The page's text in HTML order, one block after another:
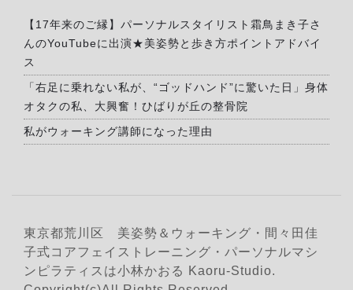
【17年来のご縁】パーソナルスタイリスト霜鳥まき子さ
んのYouTubeに出演★美姿勢と歩き方ポイントアドバイ
ス
「右足に乗れない私が、“ゴッドハンド”に驚いた日」身体
オタクの私、大興奮！ひばりが丘の整骨院
私がウォーキング講師になった理由
東京都荒川区 美姿勢＆ウォーキング・間々田佳
子式コアフェイストレーニング・パーソナルマシ
ンピラティスは小林かおる Kaoru-Studio.